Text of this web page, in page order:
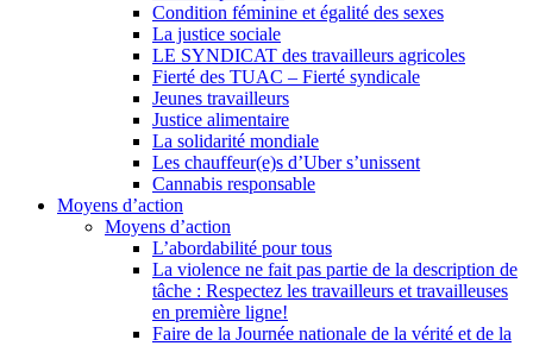
Condition féminine et égalité des sexes
La justice sociale
LE SYNDICAT des travailleurs agricoles
Fierté des TUAC – Fierté syndicale
Jeunes travailleurs
Justice alimentaire
La solidarité mondiale
Les chauffeur(e)s d’Uber s’unissent
Cannabis responsable
Moyens d’action
Moyens d’action
L’abordabilité pour tous
La violence ne fait pas partie de la description de
tâche : Respectez les travailleurs et travailleuses
en première ligne!
Faire de la Journée nationale de la vérité et de la